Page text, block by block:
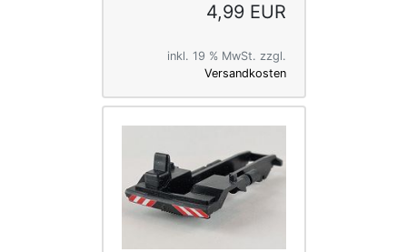
4,99 EUR
inkl. 19 % MwSt. zzgl.
Versandkosten